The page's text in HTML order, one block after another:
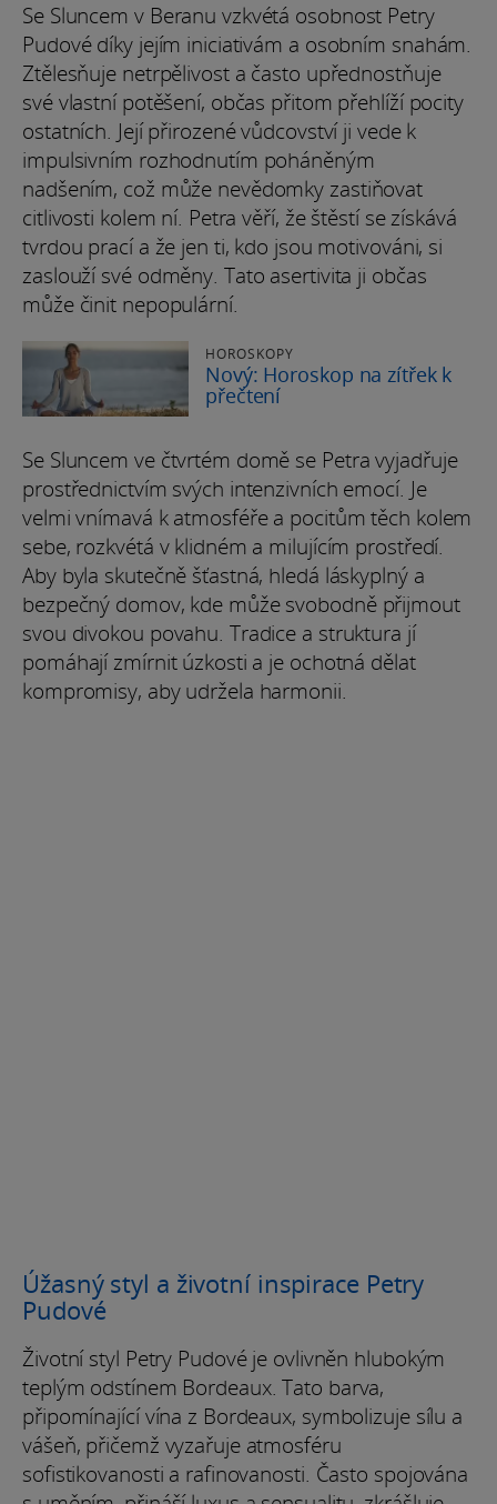
Se Sluncem v Beranu vzkvétá osobnost Petry
Pudové díky jejím iniciativám a osobním snahám.
Ztělesňuje netrpělivost a často upřednostňuje
své vlastní potěšení, občas přitom přehlíží pocity
ostatních. Její přirozené vůdcovství ji vede k
impulsivním rozhodnutím poháněným
nadšením, což může nevědomky zastiňovat
citlivosti kolem ní. Petra věří, že štěstí se získává
tvrdou prací a že jen ti, kdo jsou motivováni, si
zaslouží své odměny. Tato asertivita ji občas
může činit nepopulární.
HOROSKOPY
Nový: Horoskop na zítřek k
přečtení
Se Sluncem ve čtvrtém domě se Petra vyjadřuje
prostřednictvím svých intenzivních emocí. Je
velmi vnímavá k atmosféře a pocitům těch kolem
sebe, rozkvétá v klidném a milujícím prostředí.
Aby byla skutečně šťastná, hledá láskyplný a
bezpečný domov, kde může svobodně přijmout
svou divokou povahu. Tradice a struktura jí
pomáhají zmírnit úzkosti a je ochotná dělat
kompromisy, aby udržela harmonii.
Úžasný styl a životní inspirace Petry
Pudové
Životní styl Petry Pudové je ovlivněn hlubokým
teplým odstínem Bordeaux. Tato barva,
připomínající vína z Bordeaux, symbolizuje sílu a
vášeň, přičemž vyzařuje atmosféru
sofistikovanosti a rafinovanosti. Často spojována